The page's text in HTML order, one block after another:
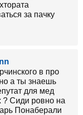
за пачку
в про
а ты знаешь
для мед
? Сиди ровно на
Понаберали